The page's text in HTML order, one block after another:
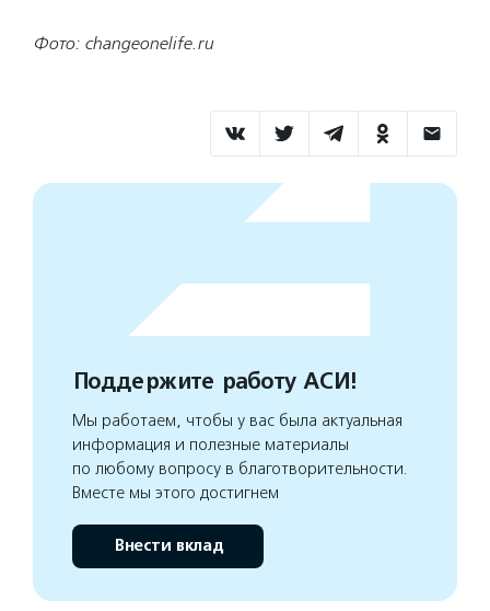
Фото: changeonelife.ru
Поддержите работу АСИ!
Мы работаем, чтобы у вас была актуальная
информация и полезные материалы
по любому вопросу в благотворительности.
Вместе мы этого достигнем
Внести вклад